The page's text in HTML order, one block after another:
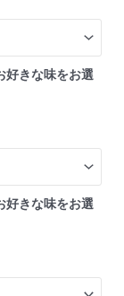
好きな味をお選
好きな味をお選